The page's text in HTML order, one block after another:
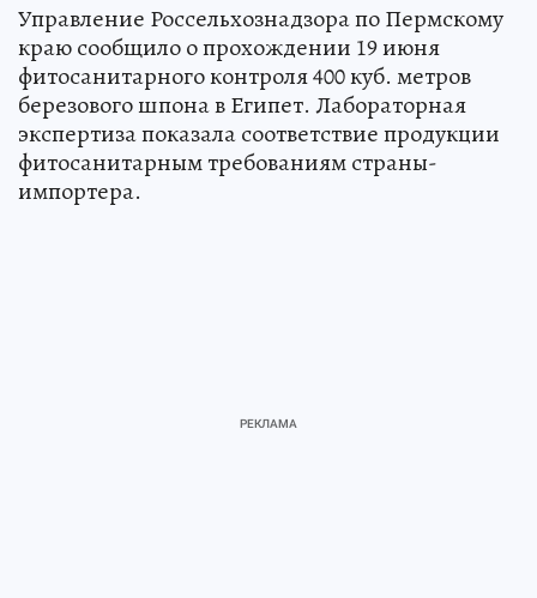
Управление Россельхознадзора по Пермскому
краю сообщило о прохождении 19 июня
фитосанитарного контроля 400 куб. метров
березового шпона в Египет. Лабораторная
экспертиза показала соответствие продукции
фитосанитарным требованиям страны-
импортера.